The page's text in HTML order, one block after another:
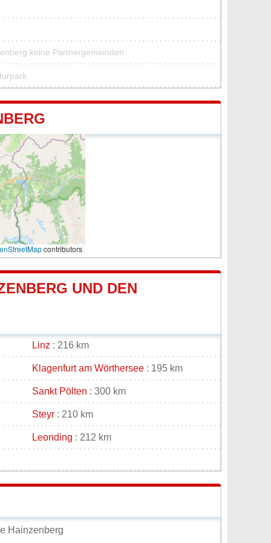
keine Partnergemeinden
contributors
UND DEN
Linz : 216 km
Klagenfurt am Wörthersee : 195 km
Sankt Pölten : 300 km
Steyr : 210 km
Leonding : 212 km
Hainzenberg